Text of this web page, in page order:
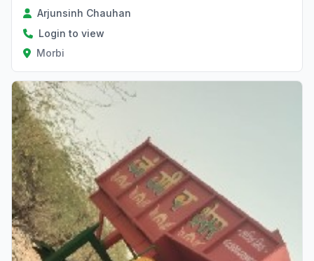
Arjunsinh Chauhan
Login to view
Morbi